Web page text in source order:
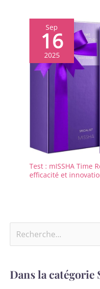
Sep
16
2025
Test : mISSHA Time
efficacité et
Dans la catégorie